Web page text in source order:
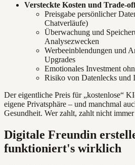
Versteckte Kosten und Trade-
Preisgabe persönlicher
Chatverläufe)
Überwachung und
Analysezwecken
Werbeeinblendungen und
Upgrades
Emotionales Investment
Risiko von Datenlecks und
Der eigentliche Preis für „kostenlose“
eigene Privatsphäre – und manchmal
Gesundheit. Wer zahlt, zahlt nicht
Digitale Freundin
funktioniert's wirklich